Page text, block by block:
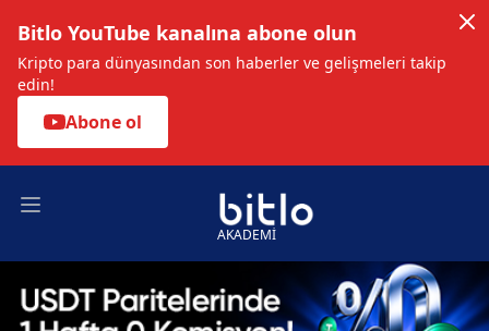
Bitlo YouTube kanalına abone olun
Kripto para dünyasından son haberler ve gelişmeleri takip
edin!
Abone ol
Open main menu
AKADEMİ